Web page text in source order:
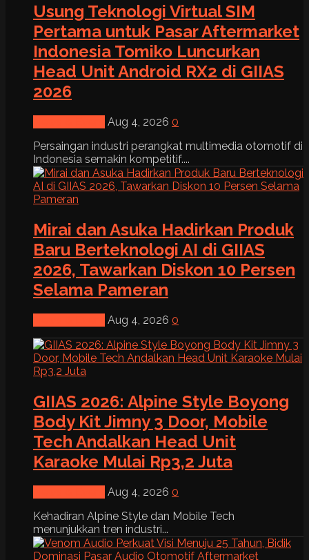
Usung Teknologi Virtual SIM
Pertama untuk Pasar Aftermarket
Indonesia Tomiko Luncurkan
Head Unit Android RX2 di GIIAS
2026
Aug 4, 2026 0
Persaingan industri perangkat multimedia otomotif di
Indonesia semakin kompetitif....
Mirai dan Asuka Hadirkan Produk
Baru Berteknologi AI di GIIAS
2026, Tawarkan Diskon 10 Persen
Selama Pameran
Aug 4, 2026 0
GIIAS 2026: Alpine Style Boyong
Body Kit Jimny 3 Door, Mobile
Tech Andalkan Head Unit
Karaoke Mulai Rp3,2 Juta
Aug 4, 2026 0
Kehadiran Alpine Style dan Mobile Tech
menunjukkan tren industri...